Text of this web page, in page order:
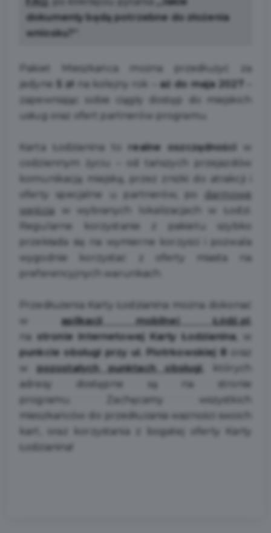
dokumenty będą potrzebne do złożenia
wniosku?”
Pakiet Mieszkańca można przedłużyć za
jedyne
5 zł na kolejny rok – aż do maja 2027
zapewniając sobie ciągły dostęp do miejskich
usług oraz ofert partnerów programu.
Karta Łodzianina to realne oszczędności
w
codziennym życiu – od tańszych przejazdów
komunikacją miejską, przez zniżki do atrakcji i
oferty specjalne u partnerów, po
darmowe
wejścia w wybranych lokalizacjach w Łodzi.
Regularne korzystanie z pakietu szybko
przekłada się na wymierne korzyści i pozwala
wygodnie korzystać z oferty miasta na
preferencyjnych warunkach.
Przedłużenia Karty Łodzianina można dokonać
waplikacji mobilnej Łódź.pl
na stronie internetowej Karty Łodzianina, w
punkcie obsługi przy ul. Piotrkowskiej 8
oraz
w pozostałych punktach obsługi
adresy dostępne są na stronie
programu. Zachęcamy wszystkich
mieszkańców do przedłużania ważności swoich
kart, oraz korzystania z bogatej oferty Karty
Łodzianina!